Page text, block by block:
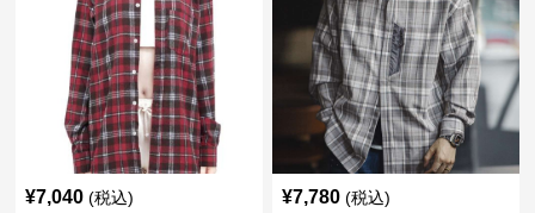
¥7,040 (税込) ¥7,780 (税込)